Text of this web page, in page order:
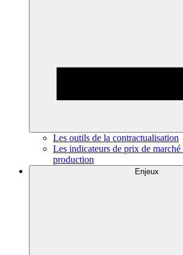
Les outils de la contractualisation
Les indicateurs de prix de marché
production
Enjeux